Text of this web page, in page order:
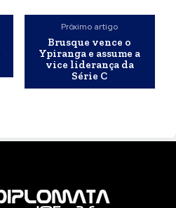
Próximo artigo
Brusque vence o
Ypiranga e assume a
vice liderança da
Série C